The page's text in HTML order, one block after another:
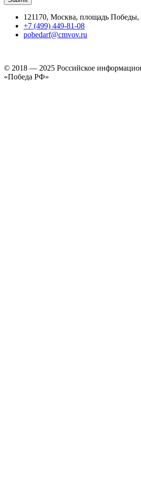
121170, Москва, площадь Победы,
+7 (499) 449-81-08
pobedarf@cmvov.ru
© 2018 — 2025 Российское
«Победа РФ»